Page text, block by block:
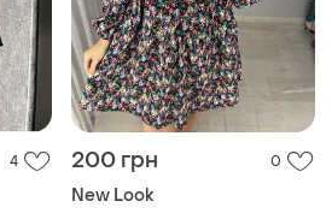
4 200 грн 0
New Look